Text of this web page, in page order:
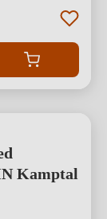
Kamptal